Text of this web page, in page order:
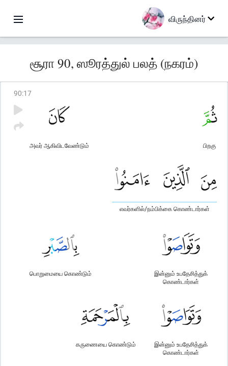
விருந்தினர்
சூரா 90, ஸூரத்துல் பலத் (நகரம்)
90:17
பிறகு
அவர் ஆகிவிடவேண்டும்
எவர்களில்/நம்பிக்கை கொண்டார்கள்
இன்னும் உபதேசித்துக்
கொண்டார்கள்
பொறுமையை கொண்டும்
இன்னும் உபதேசித்துக்
கொண்டார்கள்
கருணையை கொண்டும்